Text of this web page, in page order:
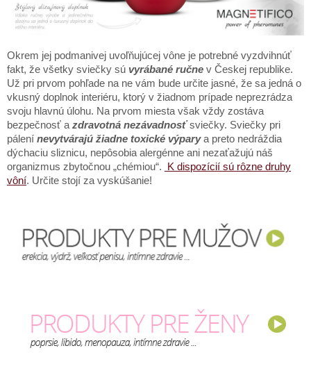
Okrem jej podmanivej uvoľňujúcej vône je potrebné vyzdvihnúť
fakt, že všetky sviečky sú vyrábané ručne v Českej republike.
Už pri prvom pohľade na ne vám bude určite jasné, že sa jedná o
vkusný doplnok interiéru, ktorý v žiadnom prípade neprezrádza
svoju hlavnú úlohu. Na prvom miesta však vždy zostáva
bezpečnosť a zdravotná nezávadnosťsviečky. Sviečky pri
pálení nevytvárajú žiadne toxické výparya preto nedráždia
dýchaciu sliznicu, nepôsobia alergénne ani nezaťažujú náš
organizmus zbytočnou „chémiou“.
K dispozícií sú rôzne druhy
vôní. Určite stojí za vyskúšanie!